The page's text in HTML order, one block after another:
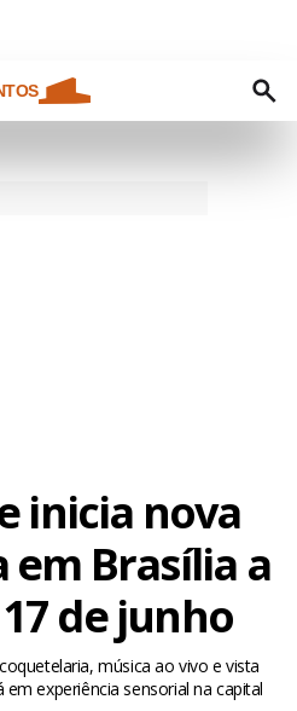
inicia nova
Brasília a
de junho
música ao vivo e vista
experiência sensorial na capital